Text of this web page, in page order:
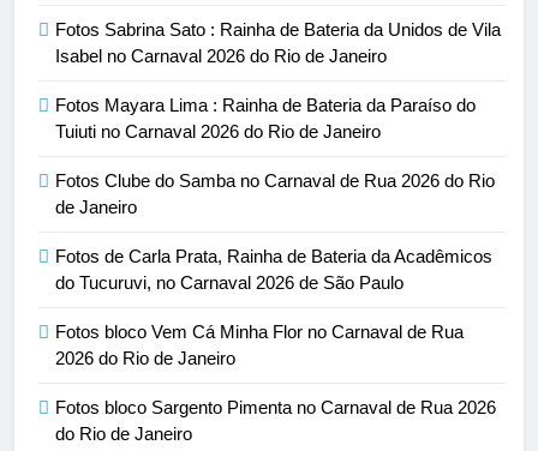
Fotos Sabrina Sato : Rainha de Bateria da Unidos de Vila
Isabel no Carnaval 2026 do Rio de Janeiro
Fotos Mayara Lima : Rainha de Bateria da Paraíso do
Tuiuti no Carnaval 2026 do Rio de Janeiro
Fotos Clube do Samba no Carnaval de Rua 2026 do Rio
de Janeiro
Fotos de Carla Prata, Rainha de Bateria da Acadêmicos
do Tucuruvi, no Carnaval 2026 de São Paulo
Fotos bloco Vem Cá Minha Flor no Carnaval de Rua
2026 do Rio de Janeiro
Fotos bloco Sargento Pimenta no Carnaval de Rua 2026
do Rio de Janeiro